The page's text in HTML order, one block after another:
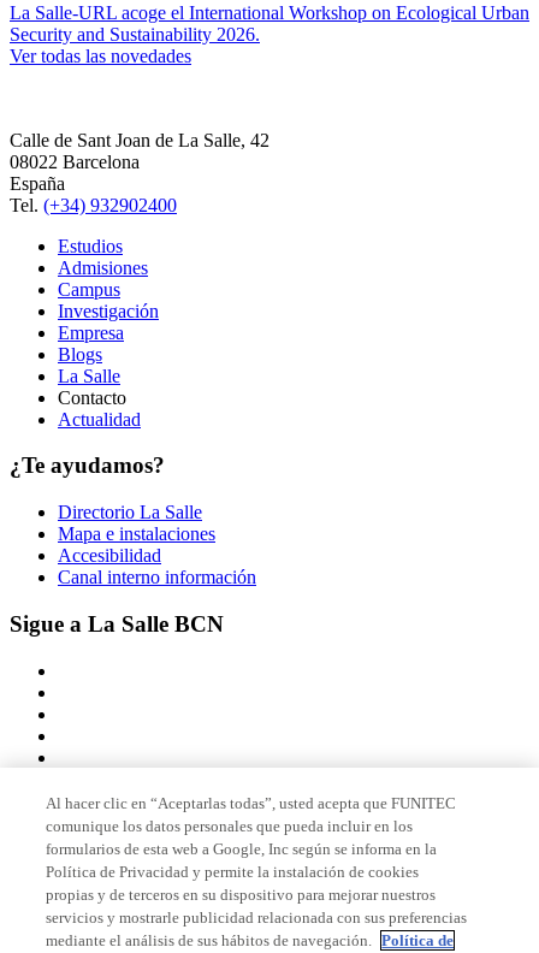
La Salle-URL acoge el International Workshop on Ecological Urban
Security and Sustainability 2026.
Ver todas las novedades
Calle de Sant Joan de La Salle, 42
08022 Barcelona
España
Tel. (+34) 932902400
Estudios
Admisiones
Campus
Investigación
Empresa
Blogs
La Salle
Contacto
Actualidad
¿Te ayudamos?
Directorio La Salle
Mapa e instalaciones
Accesibilidad
Canal interno información
Sigue a La Salle BCN
Miembro de
Acreditaciones
Al hacer clic en “Aceptarlas todas”, usted acepta que FUNITEC
comunique los datos personales que pueda incluir en los
formularios de esta web a Google, Inc según se informa en la
Política de Privacidad y permite la instalación de cookies
propias y de terceros en su dispositivo para mejorar nuestros
servicios y mostrarle publicidad relacionada con sus preferencias
mediante el análisis de sus hábitos de navegación. Política de